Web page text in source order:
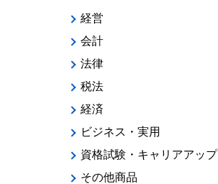
経営
会計
法律
税法
経済
ビジネス・実用
資格試験・キャリアアップ
その他商品